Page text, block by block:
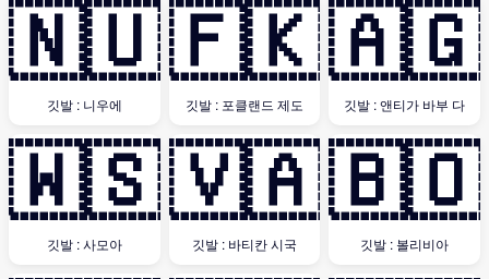
🇳🇺
깃발 : 니우에
🇫🇰
깃발 : 포클랜드 제도
🇦🇬
깃발 : 앤티가 바부 다
🇼🇸
깃발 : 사모아
🇻🇦
깃발 : 바티칸 시국
🇧🇴
깃발 : 볼리비아